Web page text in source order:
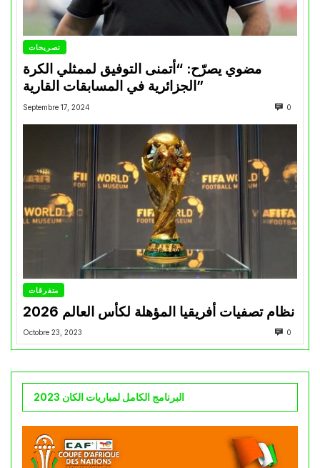
تصريحات
مضوي يصرّح: “أتمنى التوفيق لممثلي الكرة
الجزائرية في المسابقات القارية”
Septembre 17, 2024 0
متفرقات
نظام تصفيات أفريقيا المؤهلة لكأس العالم 2026
Octobre 23, 2023 0
البرنامج الكامل لمباريات الكان 2023